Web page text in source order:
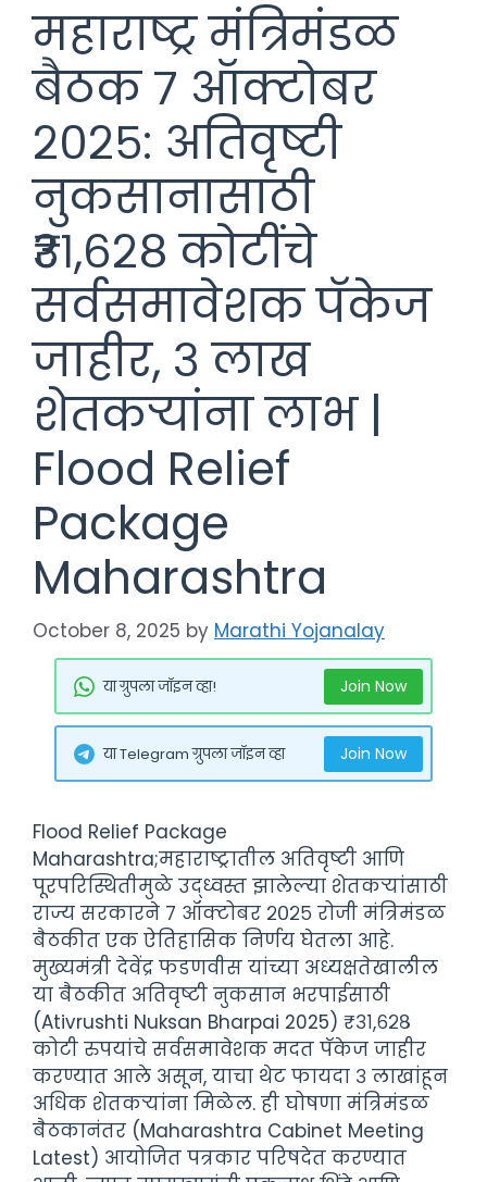
महाराष्ट्र मंत्रिमंडळ
बैठक ७ ऑक्टोबर
२०२५: अतिवृष्टी
नुकसानासाठी
₹३१,६२८ कोटींचे
सर्वसमावेशक पॅकेज
जाहीर, ३ लाख
शेतकऱ्यांना लाभ |
Flood Relief
Package
Maharashtra
October 8, 2025 by Marathi Yojanalay
या ग्रुपला जॉइन व्हा! Join Now
या Telegram ग्रुपला जॉइन व्हा Join Now
Flood Relief Package
Maharashtra;महाराष्ट्रातील अतिवृष्टी आणि
पूरपरिस्थितीमुळे उद्ध्वस्त झालेल्या शेतकऱ्यांसाठी
राज्य सरकारने ७ ऑक्टोबर २०२५ रोजी मंत्रिमंडळ
बैठकीत एक ऐतिहासिक निर्णय घेतला आहे.
मुख्यमंत्री देवेंद्र फडणवीस यांच्या अध्यक्षतेखालील
या बैठकीत अतिवृष्टी नुकसान भरपाईसाठी
(Ativrushti Nuksan Bharpai 2025) ₹३१,६२८
कोटी रुपयांचे सर्वसमावेशक मदत पॅकेज जाहीर
करण्यात आले असून, याचा थेट फायदा ३ लाखांहून
अधिक शेतकऱ्यांना मिळेल. ही घोषणा मंत्रिमंडळ
बैठकानंतर (Maharashtra Cabinet Meeting
Latest) आयोजित पत्रकार परिषदेत करण्यात